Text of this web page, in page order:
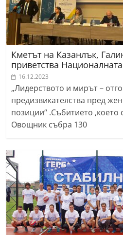
Кметът на Казанлък,
приветства
16.12.2023
„Лидерството и мирът –
предизвикателства пред
позиции“ .Събитието ,което
Овощник събра 130